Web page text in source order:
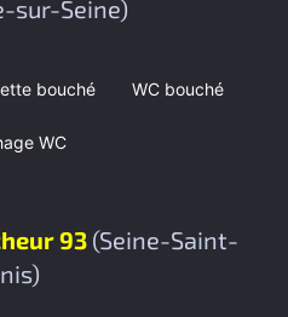
sur-Seine)
bouché WC bouché
WC
93 (Seine-Saint-